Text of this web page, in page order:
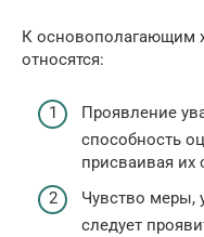
К основополагающим
относятся:
Проявление
способность
присваивая их
Чувство меры,
следует